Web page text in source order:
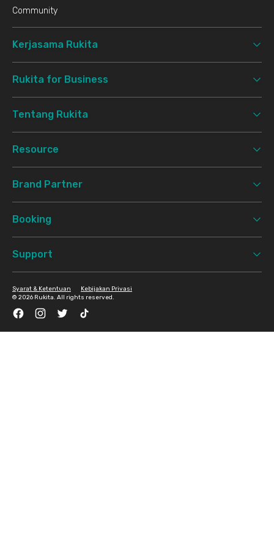
Community
Kerjasama Rukita
Rukita for Business
Tentang Rukita
Resource
Brand Partner
Booking
Support
© 2026 Rukita. All rights reserved.
Syarat & Ketentuan Kebijakan Privasi
FacebookInstagramTwitter TikTok